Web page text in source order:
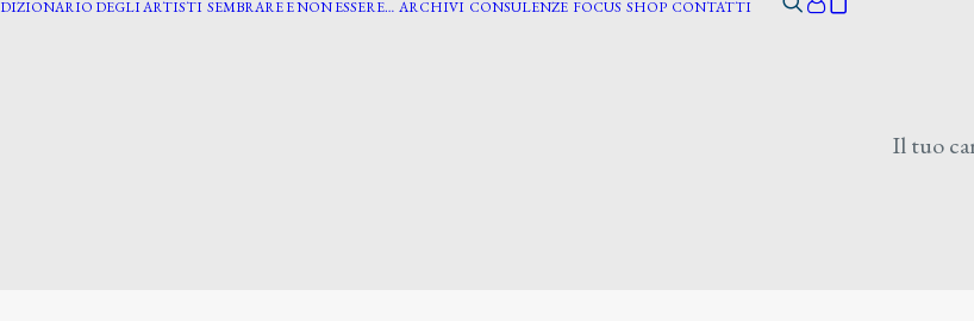
DIZIONARIO DEGLI ARTISTI SEMBRARE E NON ESSERE… ARCHIVI CONSULENZE FOCUS SHOP CONTATTI
Il tuo